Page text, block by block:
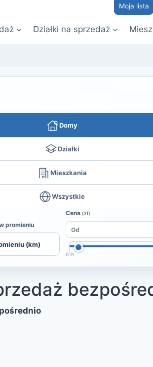
Moja lista
Działki na sprzedaż
Domy
Działki
Mieszkania
Wszystkie
promieniu
Cena (zł)
0 zł